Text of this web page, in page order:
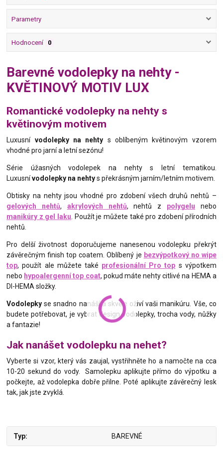
Parametry
Hodnocení 0
Barevné vodolepky na nehty -
KVĚTINOVÝ MOTIV LUX
Romantické vodolepky na nehty s
květinovým motivem
Luxusní vodolepky na nehty s oblíbeným květinovým vzorem
vhodné pro jarní a letní sezónu!
Série úžasných vodolepek na nehty s letní tematikou.
Luxusnívodolepky na nehtys překrásným jarním/letním motivem.
Obtisky na nehty jsou vhodné pro zdobení všech druhů nehtů –
gelových nehtů, akrylových nehtů, nehtů z polygelu nebo
manikúry z gel laku . Použít je můžete také pro zdobení přírodních
nehtů.
Pro delší životnost doporučujeme nanesenou vodolepku překrýt
závěrečným finish top coatem. Oblíbený je bezvýpotkový no wipe
top, použít ale můžete také profesionální Pro top s výpotkem
nebo hypoalergenní top coat, pokud máte nehty citlivé na HEMA a
DI-HEMA složky.
Vodolepky se snadno nanáší a skvěle oživí vaši manikúru. Vše, co
budete potřebovat, je vybrat design vodolepky, trocha vody, nůžky
a fantazie!
Jak nanášet vodolepku na nehet?
Vyberte si vzor, který vás zaujal, vystřihněte ho a namočte na cca
10-20 sekund do vody. Samolepku aplikujte přímo do výpotku a
počkejte, až vodolepka dobře přilne. Poté aplikujte závěrečný lesk
tak, jak jste zvyklá.
Typ BAREVNÉ